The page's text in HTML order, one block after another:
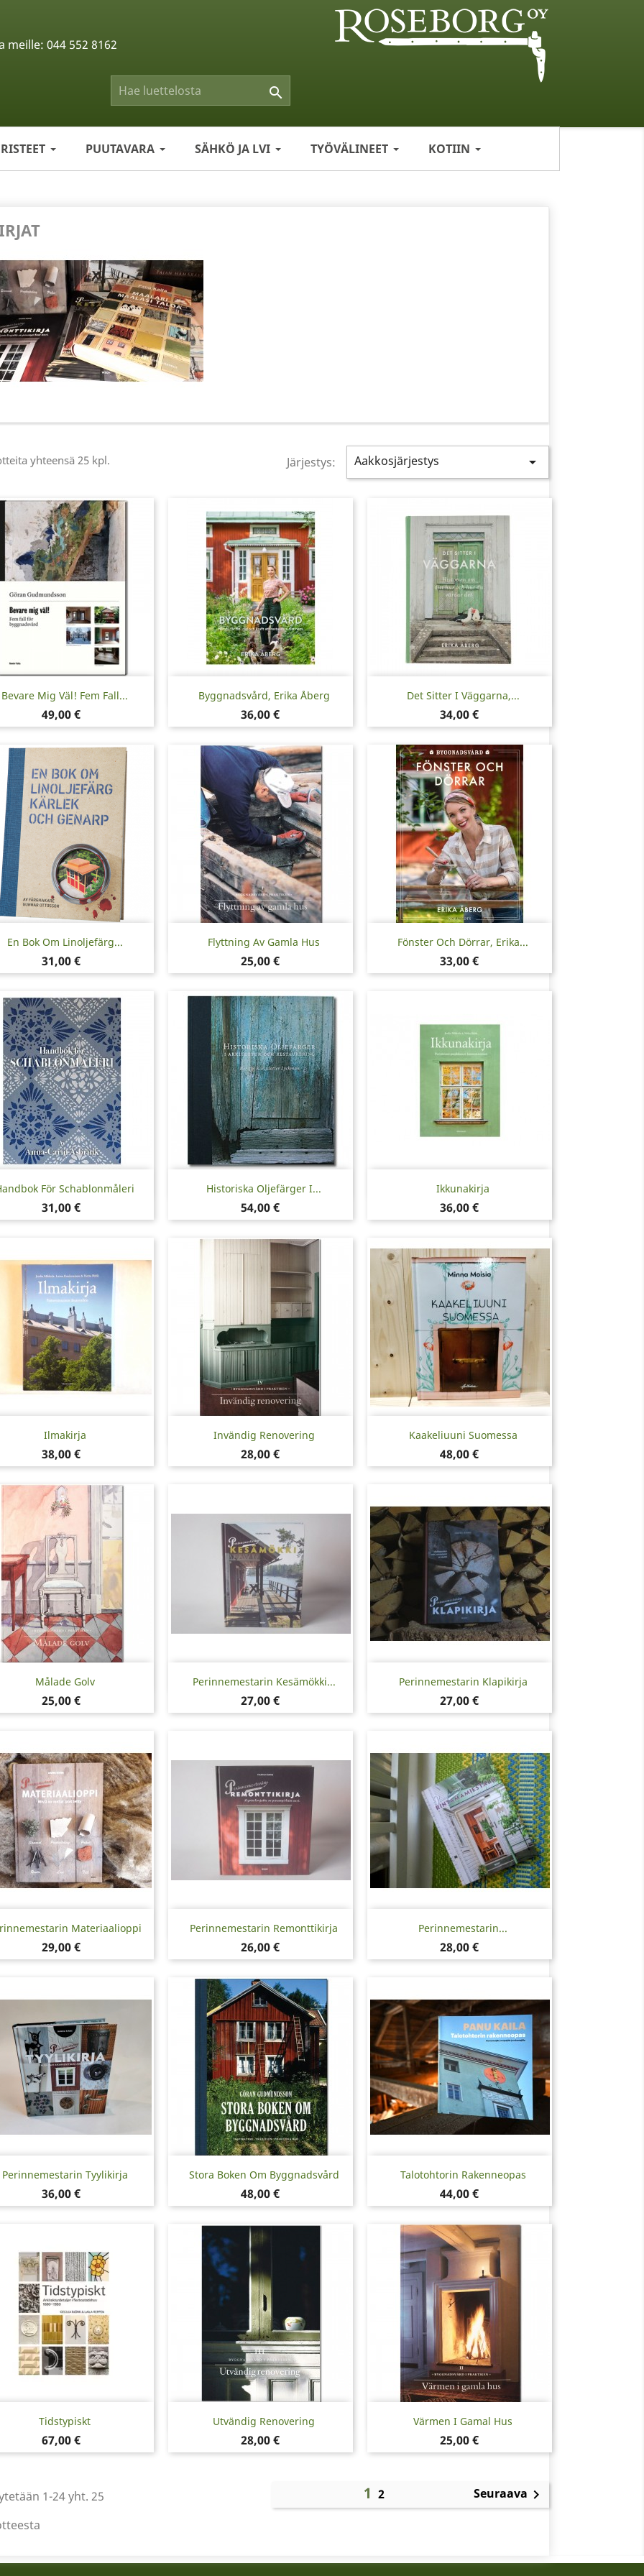

PUUTAVARA SÄHKÖ JA LVI TYÖVÄLINEET KOTIIN
meille: 044 552 8162
yhteensä 25 kpl. Järjestys: Aakkosjärjestys 
Bevare Mig Väl! Fem Fall...
Hinta
49,00 €
 Pikakatselu Byggnadsvård, Erika Åberg
Hinta
36,00 €
Pikakatselu Det Sitter I Väggarna,...
Hinta
34,00 €
Pikakatselu
En Bok Om Linoljefärg...
Hinta
31,00 €
Pikakatselu Flyttning Av Gamla Hus
Hinta
25,00 €
Pikakatselu Fönster Och Dörrar, Erika...
Hinta
33,00 €
 Pikakatselu
För Schablonmåleri
Hinta
31,00 €
Pikakatselu Historiska Oljefärger I...
Hinta
54,00 €
Pikakatselu Ikkunakirja
Hinta
36,00 €
Pikakatselu
Ilmakirja
Hinta
38,00 €
Pikakatselu Invändig Renovering
Hinta
28,00 €
Pikakatselu Kaakeliuuni Suomessa
Hinta
48,00 €
Pikakatselu
Målade Golv
Hinta
25,00 €
Pikakatselu Perinnemestarin Kesämökki...
Hinta
27,00 €
Pikakatselu Perinnemestarin Klapikirja
Hinta
27,00 €
Pikakatselu
Materiaalioppi
Hinta
29,00 €
Pikakatselu Perinnemestarin Remonttikirja
Hinta
26,00 €
Pikakatselu Perinnemestarin...
Hinta
28,00 €
Pikakatselu
Perinnemestarin Tyylikirja
Hinta
36,00 €
Pikakatselu Stora Boken Om Byggnadsvård
Hinta
48,00 €
Pikakatselu Talotohtorin Rakenneopas
Hinta
44,00 €
Pikakatselu
Tidstypiskt
Hinta
67,00 €
Pikakatselu Utvändig Renovering
Hinta
28,00 €
Pikakatselu Värmen I Gamal Hus
Hinta
25,00 €
Pikakatselu
1-24 yht. 25
1 2 Seuraava 